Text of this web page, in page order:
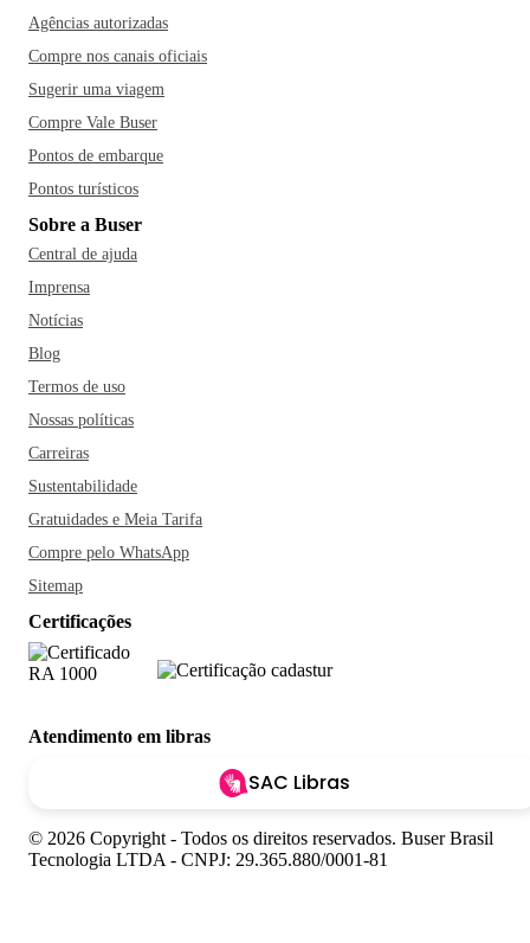
Agências autorizadas
Compre nos canais oficiais
Sugerir uma viagem
Compre Vale Buser
Pontos de embarque
Pontos turísticos
Sobre a Buser
Central de ajuda
Imprensa
Notícias
Blog
Termos de uso
Nossas políticas
Carreiras
Sustentabilidade
Gratuidades e Meia Tarifa
Compre pelo WhatsApp
Sitemap
Certificações
Atendimento em libras
SAC Libras
© 2026 Copyright - Todos os direitos reservados. Buser Brasil
Tecnologia LTDA - CNPJ: 29.365.880/0001-81